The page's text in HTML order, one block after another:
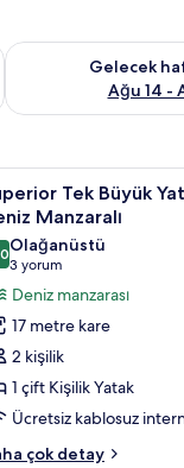
7 - Ağu 9
Gelecek
Ağu 14 -
Önümüzdeki hafta
8
Tek Büyük
Manzaralı
/ 10
Olağanüstü
3 yorum
(3
yorum)
Deniz manzarası
17 metre kare
2 kişilik
1 çift Kişilik Yatak
Ücretsiz kablosuz
çok detay